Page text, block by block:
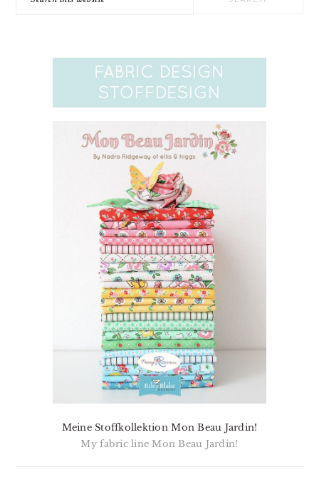
Meine Stoffkollektion Mon Beau Jardin!
My fabric line Mon Beau Jardin!